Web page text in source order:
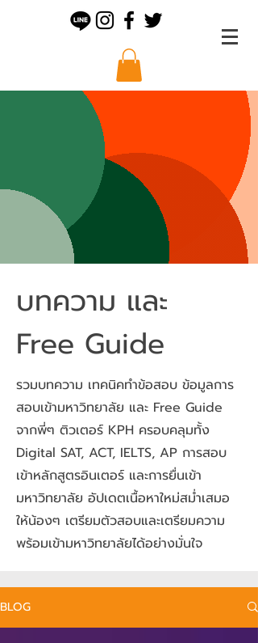
บทความ และ
Free Guide
รวมบทความ เทคนิคทำข้อสอบ ข้อมูลการ
สอบเข้ามหาวิทยาลัย และ Free Guide
จากพี่ๆ ติวเตอร์ KPH ครอบคลุมทั้ง
Digital SAT, ACT, IELTS, AP การสอบ
เข้าหลักสูตรอินเตอร์ และการยื่นเข้า
มหาวิทยาลัย อัปเดตเนื้อหาใหม่สม่ำเสมอ
ให้น้องๆ เตรียมตัวสอบและเตรียมความ
พร้อมเข้ามหาวิทยาลัยได้อย่างมั่นใจ
BLOG